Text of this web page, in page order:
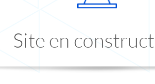
Site en